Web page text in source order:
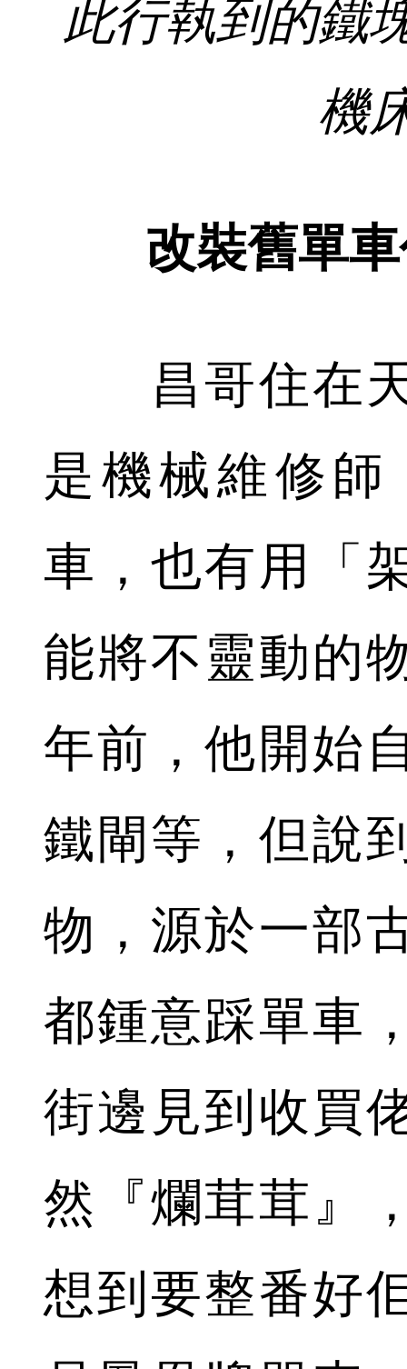
此行執到的鐵
機
改裝舊單車
昌哥住在天
是機械維修
車，也有用「
能將不靈動的
年前，他開始
鐵閘等，但說
物，源於一部
都鍾意踩單車
街邊見到收買
然『爛茸茸』
想到要整番好